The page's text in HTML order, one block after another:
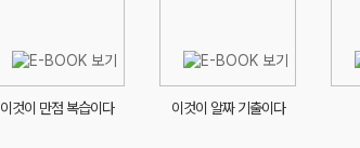
이것이 만점 복습이다 이것이 알짜 기출이다